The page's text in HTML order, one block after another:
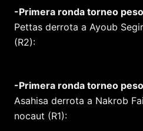
-Primera ronda torneo
Pettas derrota a Ayoub
(R2):
-Primera ronda torneo
Asahisa derrota a Nakrob
nocaut (R1):